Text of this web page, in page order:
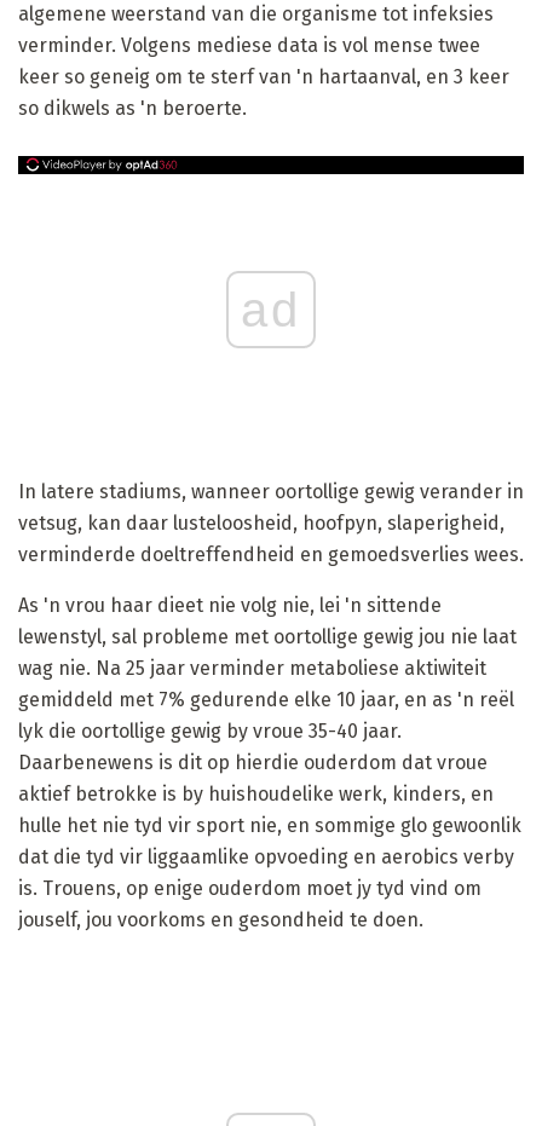
algemene weerstand van die organisme tot infeksies
verminder. Volgens mediese data is vol mense twee
keer so geneig om te sterf van 'n hartaanval, en 3 keer
so dikwels as 'n beroerte.
ad
In latere stadiums, wanneer oortollige gewig verander in
vetsug, kan daar lusteloosheid, hoofpyn, slaperigheid,
verminderde doeltreffendheid en gemoedsverlies wees.
As 'n vrou haar dieet nie volg nie, lei 'n sittende
lewenstyl, sal probleme met oortollige gewig jou nie laat
wag nie. Na 25 jaar verminder metaboliese aktiwiteit
gemiddeld met 7% gedurende elke 10 jaar, en as 'n reël
lyk die oortollige gewig by vroue 35-40 jaar.
Daarbenewens is dit op hierdie ouderdom dat vroue
aktief betrokke is by huishoudelike werk, kinders, en
hulle het nie tyd vir sport nie, en sommige glo gewoonlik
dat die tyd vir liggaamlike opvoeding en aerobics verby
is. Trouens, op enige ouderdom moet jy tyd vind om
jouself, jou voorkoms en gesondheid te doen.